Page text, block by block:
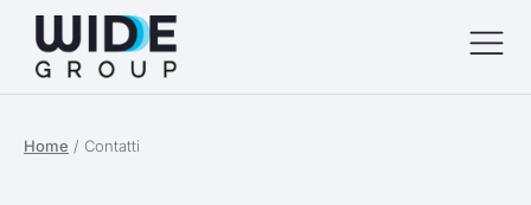
Home / Contatti